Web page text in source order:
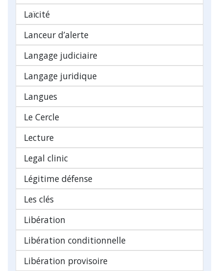
Laïcité
Lanceur d’alerte
Langage judiciaire
Langage juridique
Langues
Le Cercle
Lecture
Legal clinic
Légitime défense
Les clés
Libération
Libération conditionnelle
Libération provisoire